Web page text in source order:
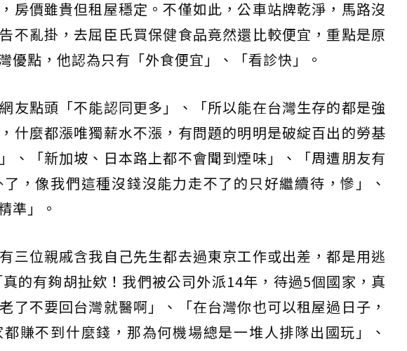
房價雖貴但租屋穩定。不僅如此，公車站牌乾淨，馬路沒
不亂掛，去屈臣氏買保健食品竟然還比較便宜，重點是原
優點，他認為只有「外食便宜」、「看診快」。
友點頭「不能認同更多」、「所以能在台灣生存的都是強
什麼都漲唯獨薪水不漲，有問題的明明是破綻百出的勞基
、「新加坡、日本路上都不會聞到煙味」、「周遭朋友有
，像我們這種沒錢沒能力走不了的只好繼續待，慘」、
準」。
三位親戚含我自己先生都去過東京工作或出差，都是用逃
的有夠胡扯欸！我們被公司外派14年，待過5個國家，真
了不要回台灣就醫啊」、「在台灣你也可以租屋過日子，
賺不到什麼錢，那為何機場總是一堆人排隊出國玩」、